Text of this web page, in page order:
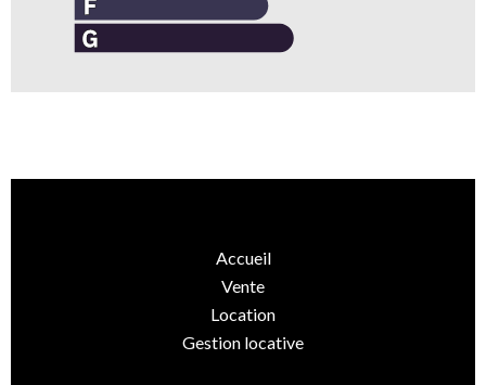
Accueil
Vente
Location
Gestion locative